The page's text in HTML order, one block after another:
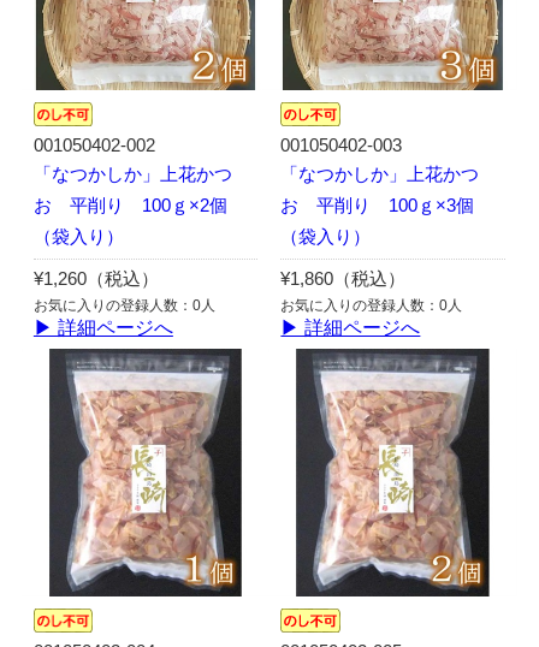
001050402-002
「なつかしか」上花かつ
お 平削り 100ｇ×2個
（袋入り）
¥1,260（税込）
お気に入りの登録人数：0人
▶ 詳細ページへ
001050402-003
「なつかしか」上花かつ
お 平削り 100ｇ×3個
（袋入り）
¥1,860（税込）
お気に入りの登録人数：0人
▶ 詳細ページへ